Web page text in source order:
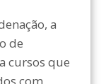
a
de
cursos que